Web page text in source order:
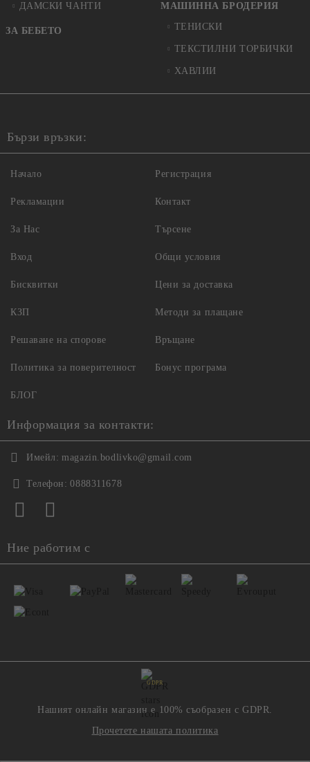
ДАМСКИ ЧАНТИ
ЗА БЕБЕТО
МАШИННА БРОДЕРИЯ
ТЕНИСКИ
ТЕКСТИЛНИ ТОРБИЧКИ
ХАВЛИИ
Бързи връзки:
Начало
Рекламации
За Нас
Вход
Регистрация
Контакт
Търсене
Общи условия
Бисквитки
КЗП
Решаване на спорове
Политика за поверителност
Цени за доставка
Методи за плащане
Връщане
Бонус програма
БЛОГ
Информация за контакти:
Имейл: magazin.bodlivko@gmail.com
Телефон: 0888311678
Ние работим с
GDPR
Нашият онлайн магазин е 100% съобразен с GDPR.
Прочетете нашата политика